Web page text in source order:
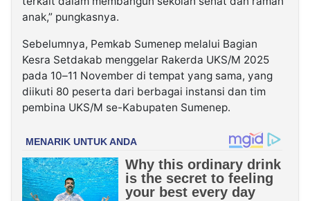
anak,” pungkasnya.
Sebelumnya, Pemkab Sumenep melalui Bagian
Kesra Setdakab menggelar Rakerda UKS/M 2025
pada 10–11 November di tempat yang sama, yang
diikuti 80 peserta dari berbagai instansi dan tim
pembina UKS/M se-Kabupaten Sumenep.